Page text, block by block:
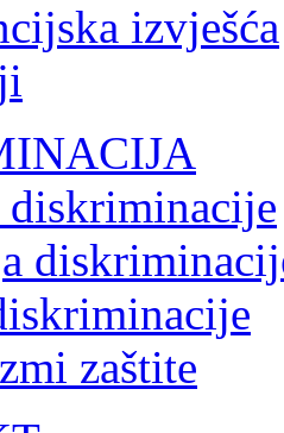
izvješća
diskriminacije
zaštite